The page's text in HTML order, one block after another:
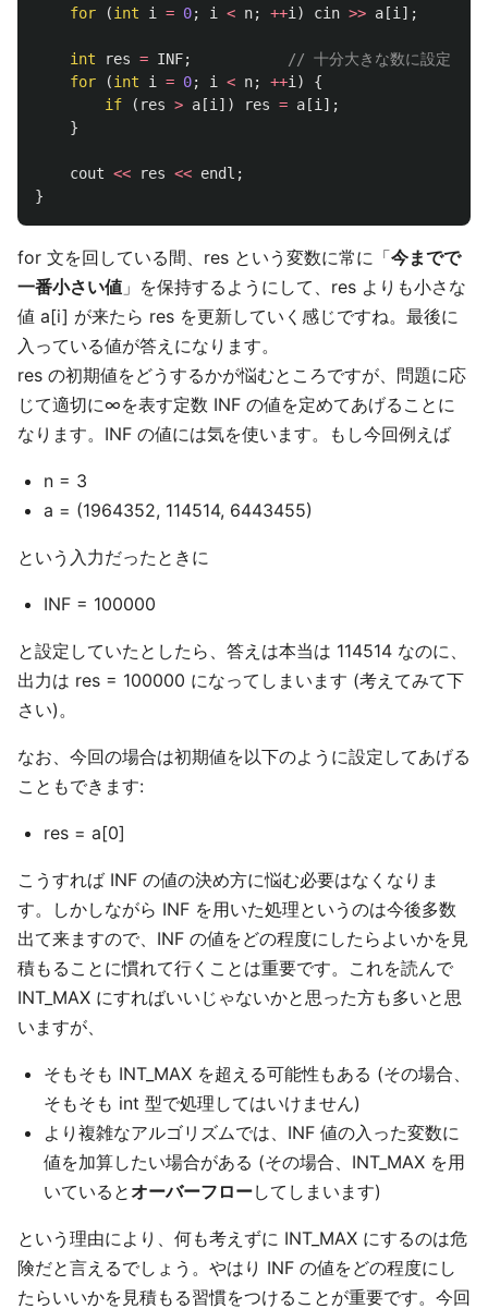
for
(int i = 0; i < n; ++i ) cin >> a [i ];
int res = INF;
// 十分大きな数に設定しま
for
(int i = 0; i < n; ++i )
{
if
( res > a [i ]) res = a [i ];
}
cout << res << endl ;
}
for 文を回している間、res という変数に常に「今までで
一番小さい値 」を保持するようにして、res よりも小さな
値 a[i] が来たら res を更新していく感じですね。最後に
入っている値が答えになります。
res の初期値をどうするかが悩むところですが、問題に応
じて適切に∞を表す定数 INF の値を定めてあげることに
なります。INF の値には気を使います。もし今回例えば
n = 3
a = (1964352, 114514, 6443455)
という入力だったときに
INF = 100000
と設定していたとしたら、答えは本当は 114514 なのに、
出力は res = 100000 になってしまいます (考えてみて下
さい)。
なお、今回の場合は初期値を以下のように設定してあげる
こともできます:
res = a[0]
こうすれば INF の値の決め方に悩む必要はなくなりま
す。しかしながら INF を用いた処理というのは今後多数
出て来ますので、INF の値をどの程度にしたらよいかを見
積もることに慣れて行くことは重要です。これを読んで
INT_MAX にすればいいじゃないかと思った方も多いと思
いますが、
そもそも INT_MAX を超える可能性もある (その場合、
そもそも int 型で処理してはいけません)
より複雑なアルゴリズムでは、INF 値の入った変数に
値を加算したい場合がある (その場合、INT_MAX を用
いていると オーバーフローしてしまいます)
という理由により、何も考えずに INT_MAX にするのは危
険だと言えるでしょう。やはり INF の値をどの程度にし
たらいいかを見積もる習慣をつけることが重要です。今回